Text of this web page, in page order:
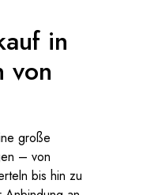
in
von
große
– von
bis hin zu